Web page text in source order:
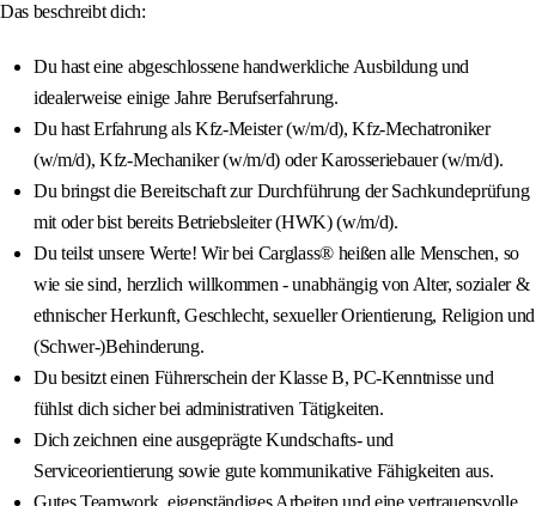
Das beschreibt dich:
Du hast eine abgeschlossene handwerkliche Ausbildung und
idealerweise einige Jahre Berufserfahrung.
Du hast Erfahrung als Kfz-Meister (w/m/d), Kfz-Mechatroniker
(w/m/d), Kfz-Mechaniker (w/m/d) oder Karosseriebauer (w/m/d).
Du bringst die Bereitschaft zur Durchführung der Sachkundeprüfung
mit oder bist bereits Betriebsleiter (HWK) (w/m/d).
Du teilst unsere Werte! Wir bei Carglass® heißen alle Menschen, so
wie sie sind, herzlich willkommen - unabhängig von Alter, sozialer &
ethnischer Herkunft, Geschlecht, sexueller Orientierung, Religion und
(Schwer-)Behinderung.
Du besitzt einen Führerschein der Klasse B, PC-Kenntnisse und
fühlst dich sicher bei administrativen Tätigkeiten.
Dich zeichnen eine ausgeprägte Kundschafts- und
Serviceorientierung sowie gute kommunikative Fähigkeiten aus.